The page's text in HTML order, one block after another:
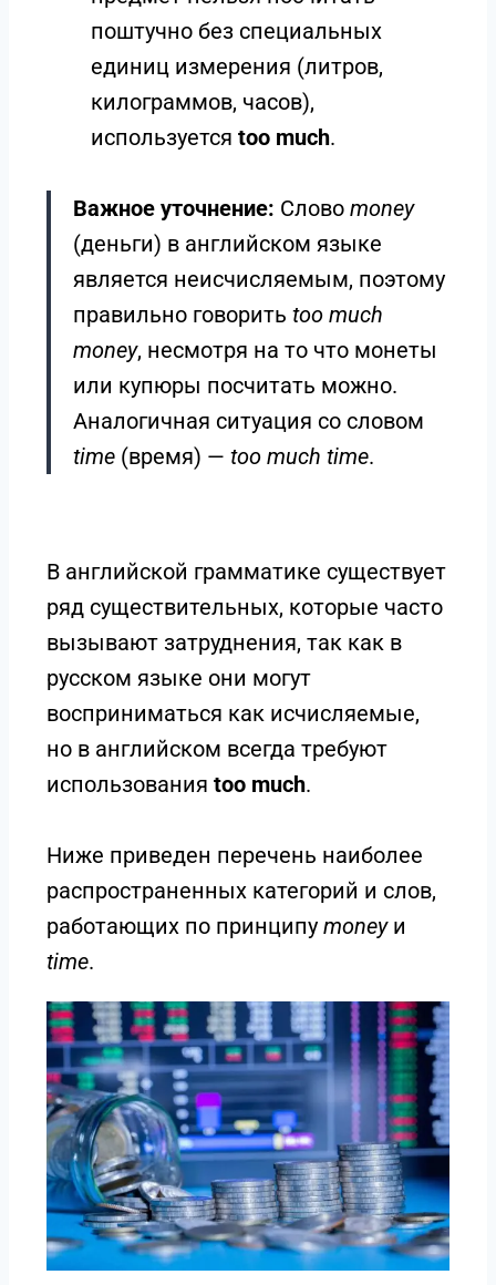
поштучно без специальных
единиц измерения (литров,
килограммов, часов),
используется too much.
Важное уточнение: Слово money
(деньги) в английском языке
является неисчисляемым, поэтому
правильно говорить too much
money, несмотря на то что монеты
или купюры посчитать можно.
Аналогичная ситуация со словом
time (время) — too much time.
В английской грамматике существует
ряд существительных, которые часто
вызывают затруднения, так как в
русском языке они могут
восприниматься как исчисляемые,
но в английском всегда требуют
использования too much.
Ниже приведен перечень наиболее
распространенных категорий и слов,
работающих по принципу moneyи
time.